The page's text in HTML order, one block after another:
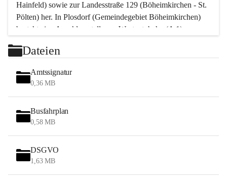
Hainfeld) sowie zur Landesstraße 129 (Böheimkirchen - St.
Pölten) her. In Plosdorf (Gemeindegebiet Böheimkirchen)
besteht eine Anschlussstelle zur Westautobahn (A 1).
Wien erreicht man in ca. 45 Minuten.
Stössing zählt noch zum Naherholungsraum Wien sowie
zum Naherholungsraum St. Pölten. Viele Bauernhöfe hatten
„ihre Wiener“. Seit 1960 bauten viele Wiener
Wochenendhäuser im Gemeindegebiet. Wegen des
waldreichen Jagdgebietes haben viele Jagdpächter ihre
Das Wandern ist aus touristischer Sicht die bedeutendste
Tätigkeit. Das hügelige Gebiet mit Wanderwegen durch
Wiesen, Wälder und Obstkulturen lädt dazu ein. Gefördert
Dateien
Amtssignatur
0,36 MB
Busfahrplan
0,58 MB
DSGVO
1,63 MB